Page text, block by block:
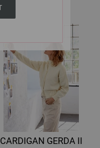
CARDIGAN GERDA II